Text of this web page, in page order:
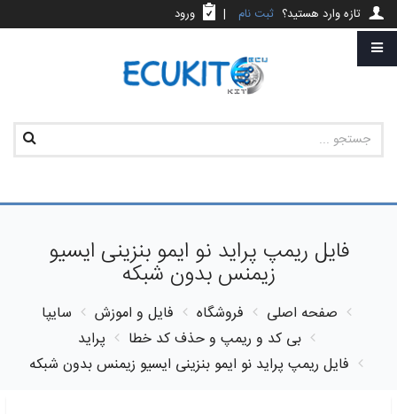
تازه وارد هستید؟ ثبت نام | ورود
فایل ریمپ پراید نو ایمو بنزینی ایسیو
زیمنس بدون شبکه
صفحه اصلی فروشگاه فایل و اموزش
سایپا
بی کد و ریمپ و حذف کد خطا
پراید
فایل ریمپ پراید نو ایمو بنزینی ایسیو زیمنس بدون شبکه